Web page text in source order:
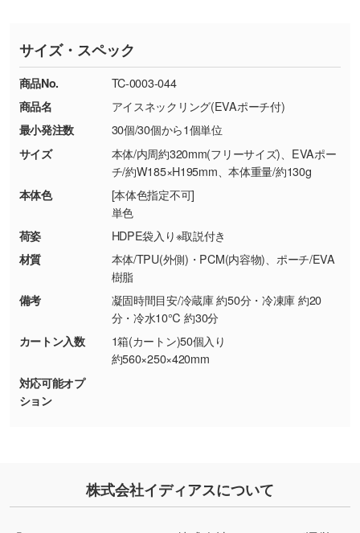
す。→詳しく見る
・コーポレートカラーを使って印刷したい／印
刷色にこだわりがある
DIC・PANTONEなどのカラーチップの指定や、
現物支給による色指定も承っております。→詳
・背景がある画像からキャラクター部分だけを
使いたいです
シンプルな背景のデータや、使いたいキャラク
ター部分の輪郭がはっきりしているデータは切
り抜き処理が可能です。→詳しく見る
・持っているデータの背景が足りない／塗り足
しの作り方が分からない
合、シンプルな色・柄の背景であれば拡張が可
能です。→
URLをご指定いただければ、QRコードを生成
いたします。配置のご相談にも応じています。
※詳しくは「商品の良品基準について
ください。
【返品・交換ができない場合】
・お客様の元で商品を加工された場合、または
商品が破損した場合
・商品到着後7日以上経過している場合
・お客様のご都合による返品・交換依頼(商
品・色・数量などの注文間違い等)
TEL：0422-29-9911 営業時間10:00～
18:00(土日祝日除く)
お問い合わせフォームはこちら
サイズ・スペック
商品No.
TC-0003-044
商品名
アイスネックリング(EVAポーチ付)
最小発注数
30個/30個から1個単位
サイズ
本体/内周約320mm(フリーサイズ)、EVAポー
チ/約W185×H195mm、本体重量/約130g
本体色
[本体色指定不可]
単色
荷姿
HDPE袋入り※取説付き
材質
本体/TPU(外側)・PCM(内容物)、ポーチ/EVA
樹脂
備考
凝固時間目安/冷蔵庫 約50分・冷凍庫 約20
分・冷水10℃ 約30分
カートン入数
1箱(カートン)50個入り
約560×250×420mm
対応可能オプ
ション
株式会社イディアスについて